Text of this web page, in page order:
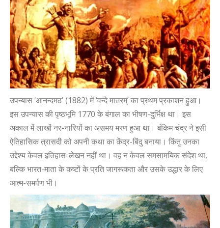
उपन्यास‘आनन्दमठ’(1882) में‘वन्दे मातरम्’का प्रथम प्रकाशन हुआ।
इस उपन्यास की पृष्ठभूमि 1770 के बंगाल का भीषण-दुर्भिक्ष था। इस
अकाल में लाखों नर-नारियों का असमय मरण हुआ था। बंकिम चंद्र ने इसी
ऐतिहासिक त्रासदी को अपनी कथा का केंद्र-बिंदु बनाया। किंतु उनका
उद्देश्य केवल इतिहास-लेखन नहीं था। वह न केवल समसामयिक संदेश था,
बल्कि भारत-माता के कष्टों के प्रति जागरूकता और उसके उद्धार के लिए
आत्म-समर्पण भी।